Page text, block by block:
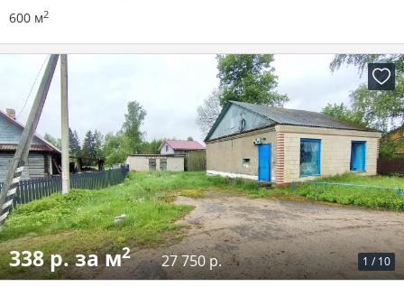
600 м2
1 / 10
338 р. за м2 27 750 р.